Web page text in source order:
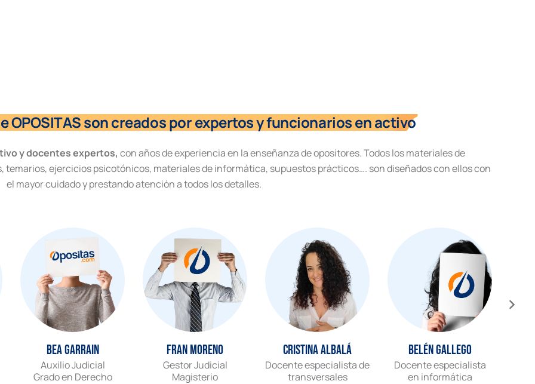
OPOSITAS son creados por expertos y funcionarios en activo
y docentes expertos, con años de experiencia en la enseñanza de opositores. Todos los materiales de
ejercicios psicotónicos, materiales de informática, supuestos prácticos…. son diseñados con ellos con
el mayor cuidado y prestando atención a todos los detalles.
Bea Garrain
Auxilio Judicial
Grado en Derecho
Fran Moreno
Gestor Judicial
Magisterio
Cristina Albalá
Docente especialista de
transversales
Belén Gallego
Docente especialista
en informática